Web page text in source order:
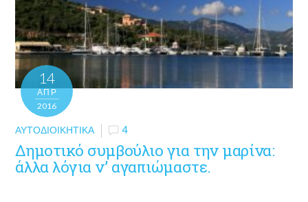
14
ΑΠΡ
2016
ΑΥΤΟΔΙΟΙΚΗΤΙΚΆ 4
Δημοτικό συμβούλιο για την μαρίνα:
άλλα λόγια ν’ αγαπιώμαστε.